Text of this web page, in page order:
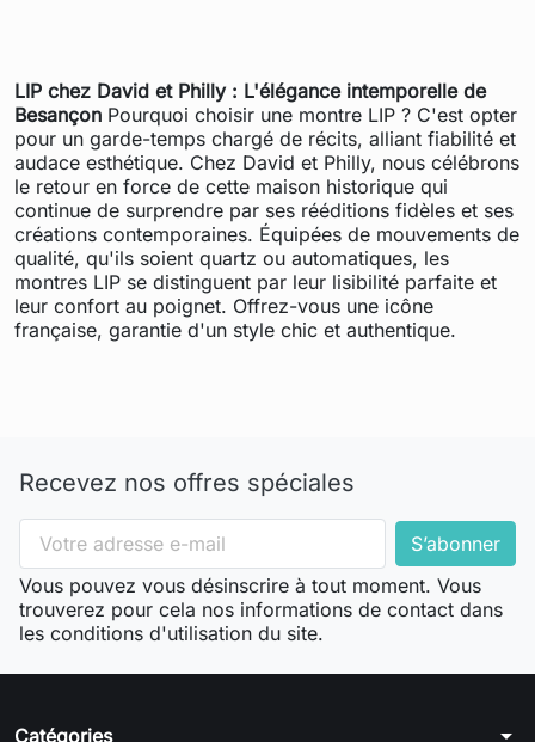
LIP chez David et Philly : L'élégance intemporelle de
Besançon Pourquoi choisir une montre LIP ? C'est opter
pour un garde-temps chargé de récits, alliant fiabilité et
audace esthétique. Chez David et Philly, nous célébrons
le retour en force de cette maison historique qui
continue de surprendre par ses rééditions fidèles et ses
créations contemporaines. Équipées de mouvements de
qualité, qu'ils soient quartz ou automatiques, les
montres LIP se distinguent par leur lisibilité parfaite et
leur confort au poignet. Offrez-vous une icône
française, garantie d'un style chic et authentique.
Recevez nos offres spéciales
Vous pouvez vous désinscrire à tout moment. Vous
trouverez pour cela nos informations de contact dans
les conditions d'utilisation du site.
Catégories arrow_drop_down